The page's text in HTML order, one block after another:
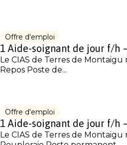
Offre d'emploi
1 Aide-soignant de jour f/h
Le CIAS de Terres de
Repos Poste de...
Offre d'emploi
1 Aide-soignant de jour f/h
Le CIAS de Terres de